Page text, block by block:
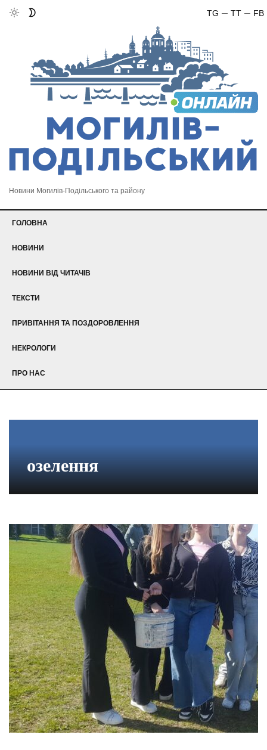
FB
TT
TG
Новини Могилів-Подільського та району
ГОЛОВНА
НОВИНИ
НОВИНИ ВІД ЧИТАЧІВ
ТЕКСТИ
ПРИВІТАННЯ ТА ПОЗДОРОВЛЕННЯ
НЕКРОЛОГИ
ПРО НАС
озелення